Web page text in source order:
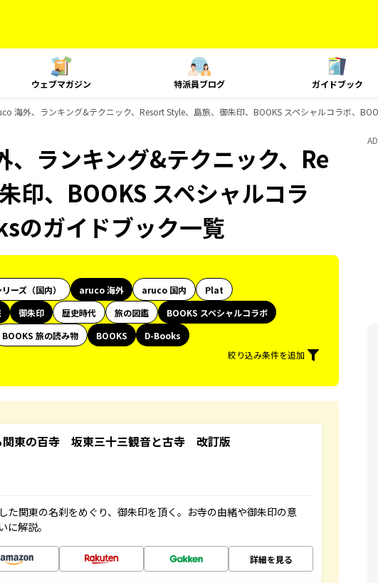
ウェブマガジン 特派員ブログ ガイドブック
海外、ランキング&テクニック、Resort Style、島旅、御朱印、BOOKS スペシャルコラボ、
ランキング&テクニック、Re
印、BOOKS スペシャルコラ
のガイドブック一覧
ーズ（国内） aruco 海外 aruco 国内
Plat
御朱印 歴史時代 旅の図鑑
BOOKS スペシャルコラボ
BOOKS 旅の読み物 BOOKS
D-Books
絞り込み条件を追加
東の百寺 坂東三十三観音と古寺 改訂版
た関東の名刹をめぐり、御朱印を頂く。お寺の由緒や御朱印の意
に解説。
詳細を見る
AD